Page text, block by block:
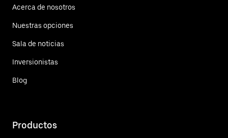
Acerca de nosotros
Nuestras opciones
Sala de noticias
Inversionistas
Blog
Productos